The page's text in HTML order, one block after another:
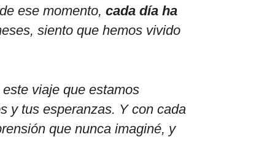
ese momento, cada día ha
siento que hemos vivido
viaje que estamos
y tus esperanzas. Y con cada
que nunca imaginé, y